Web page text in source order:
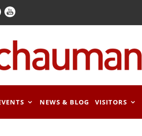
NEWS & BLOG VISITORS